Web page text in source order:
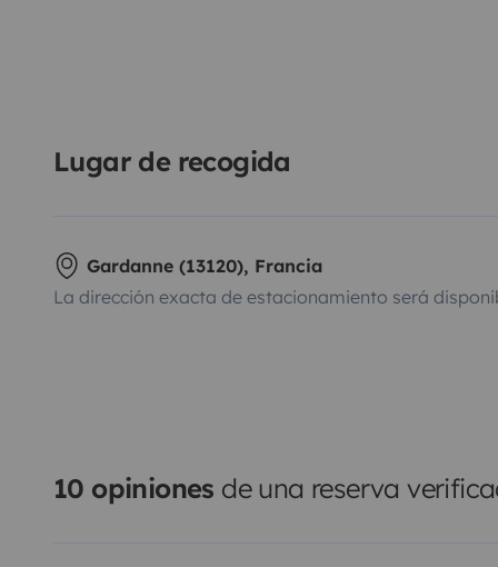
Lugar de recogida
Gardanne (13120), Francia
La dirección exacta de estacionamiento será
10 opiniones de una reserva